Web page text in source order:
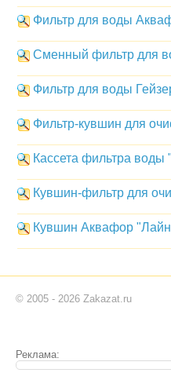
Фильтр для воды
Сменный фильтр для
Фильтр для воды
Фильтр-кувшин для
Кассета фильтра воды
Кувшин-фильтр для
Кувшин Аквафор
© 2005 - 2026 Zakazat.ru
Реклама: